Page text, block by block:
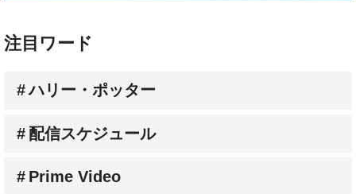
ハリー・ポッター
配信スケジュール
Prime Video
Netflix